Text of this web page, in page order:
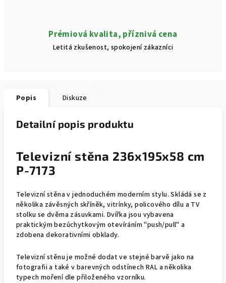
Prémiová kvalita, příznivá cena
Letitá zkušenost, spokojení zákazníci
Popis Diskuze
Detailní popis produktu
Televizní stěna 236x195x58 cm
P-7173
Televizní stěna v jednoduchém moderním stylu. Skládá se z
několika závěsných skříněk, vitrínky, policového dílu a TV
stolku se dvěma zásuvkami. Dvířka jsou vybavena
praktickým bezúchytkovým otevíráním "push/pull" a
zdobena dekorativními obklady.
Televizní stěnu je možné dodat ve stejné barvě jako na
fotografii a také v barevných odstínech RAL a několika
typech moření dle přiloženého vzorníku.